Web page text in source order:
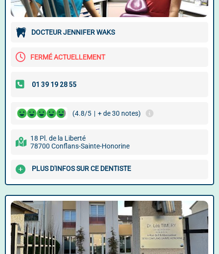
DOCTEUR JENNIFER WAKS
FERMÉ ACTUELLEMENT
(4.8/5 | + de 30 notes)
18 Pl. de la Liberté
78700 Conflans-Sainte-Honorine
PLUS D'INFOS SUR CE DENTISTE